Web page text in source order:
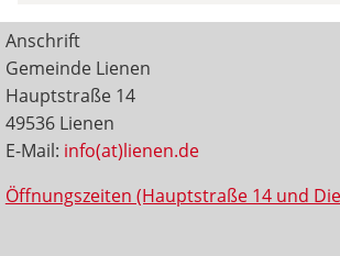
Anschrift
Gemeinde Lienen
Hauptstraße 14
49536 Lienen
E-Mail: info(at)lienen.de
Öffnungszeiten (Hauptstraße 14 und